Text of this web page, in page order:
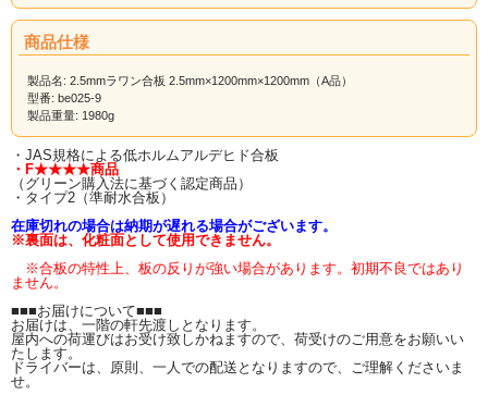
【ラワンベニヤ（ラワン合板）と
は】
最も知られている、一般的なベニヤ板（合板）の事です。 表面はザラザラして
おり、木目がハッキリしていません。
「ベニヤ」といえばこのラワンベニヤを指すことが多いようです。
作用木材、合板用素材など幅広い用途で使用されています。
当店のラワンベニヤは、JAS規格による低ホルムアルデヒド合板で、
F★★★★（グリーン購入法に基づく認定商品）です。
【カット注文について】
ご希望のサイズにカットも承ります（※カット賃別途）
カット注文の際は
商品仕様
製品名: 2.5mmラワン合板 2.5mm×1200mm×1200mm（A品）
型番: be025-9
製品重量: 1980g
・JAS規格による低ホルムアルデヒド合板
・F★★★★商品
（グリーン購入法に基づく認定商品）
・タイプ2（準耐水合板）
在庫切れの場合は納期が遅れる場合がございます。
※裏面は、化粧面として使用できません。
※合板の特性上、板の反りが強い場合があります。初期不良ではあり
ません。
■■■お届けについて■■■
お届けは、一階の軒先渡しとなります。
屋内への荷運びはお受け致しかねますので、荷受けのご用意をお願いい
たします。
ドライバーは、原則、一人での配送となりますので、ご理解くださいま
せ。